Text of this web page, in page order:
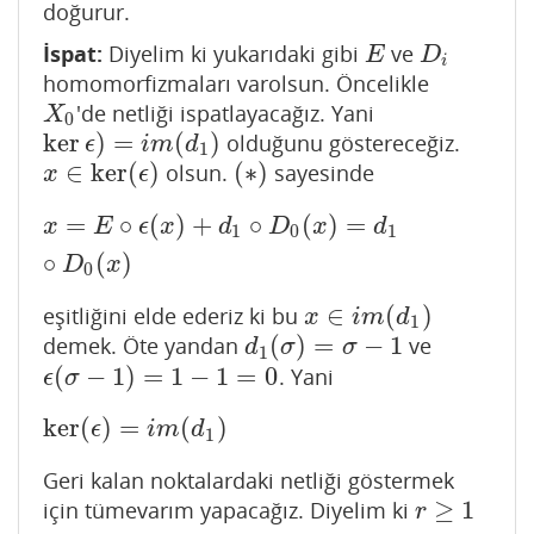
doğurur.
İspat: Diyelim ki yukarıdaki gibi E
E ve Di
Di
homomorfizmaları varolsun. Öncelikle
X0
X0 'de netliği ispatlayacağız. Yani
ker ϵ) = im(d1)
kerϵ )=i m( d1) olduğunu göstereceğiz.
x ∈ ker(ϵ)
x∈ker(ϵ) olsun. (∗)
(∗) sayesinde
x = E ∘ ϵ(x) + d1 ∘ D0 (x) = d1
∘ D0 (x)
x =E∘ϵ x)+d1 ∘D0(x)=d1 ∘D 0(x
eşitliğini elde ederiz ki bu x ∈ im(d1 )
x∈im(d1)
demek. Öte yandan d1 (σ) = σ − 1
d1 (σ)= σ−1 ve
ϵ(σ − 1) = 1 − 1 = 0
ϵ(σ− 1)= 1− 1=0 . Yani
ker(ϵ) = im(d1 )
ker(ϵ )=i m(d1)
Geri kalan noktalardaki netliği göstermek
için tümevarım yapacağız. Diyelim ki r ≥ 1
r≥ 1